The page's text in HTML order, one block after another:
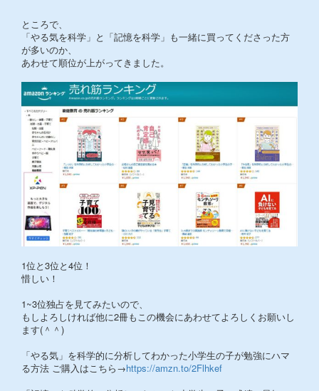
ところで、
「やる気を科学」と「記憶を科学」も一緒に買ってくださった方
が多いのか、
あわせて順位が上がってきました。
1位と3位と4位！
惜しい！
1~3位独占を見てみたいので、
もしよろしければ他に2冊もこの機会にあわせてよろしくお願いし
ます(＾＾)
「やる気」を科学的に分析してわかった小学生の子が勉強にハマ
る方法 ご購入はこちら→https://amzn.to/2Flhkef